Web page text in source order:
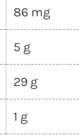
86 mg
5 g
29 g
1 g